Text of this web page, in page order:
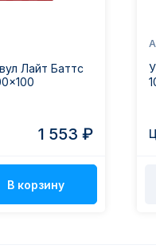
Лайт Баттс
1 553 ₽
В корзину